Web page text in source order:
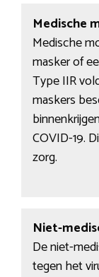
Medische
Medische
masker of
Type IIR
maskers
COVID-19.
zorg.
Niet-
De niet-
tegen het